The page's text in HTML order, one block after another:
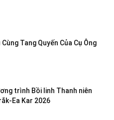
Tang Quyến Của Cụ Ông
trình Bồi linh Thanh niên
Ea Kar 2026